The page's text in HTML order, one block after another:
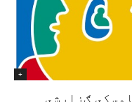
+
ګزارشي